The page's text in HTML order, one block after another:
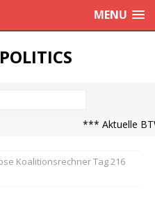
MENU
*** Aktuelle
Koalitionsrechner Tag 216